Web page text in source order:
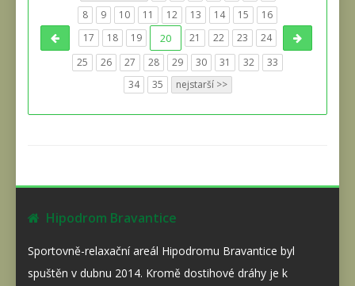
8
9 10 11 12 13 14 15
16
17
18 19 20 21 22 23
24
25
26 27 28 29 30 31 32
33
34
35 nejstarší >>
Hipodrom Bravantice
Sportovně-relaxační areál Hipodromu Bravantice byl
spuštěn v dubnu 2014. Kromě dostihové dráhy je k